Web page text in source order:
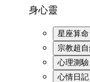
身心靈
星座算命
宗教超
心理測驗
心情日記